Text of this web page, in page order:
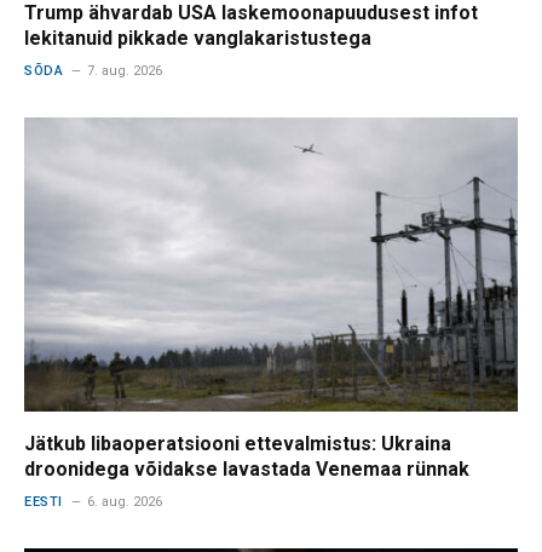
Trump ähvardab USA laskemoonapuudusest infot
lekitanuid pikkade vanglakaristustega
SÕDA 7. aug. 2026
Jätkub libaoperatsiooni ettevalmistus: Ukraina
droonidega võidakse lavastada Venemaa rünnak
EESTI 6. aug. 2026